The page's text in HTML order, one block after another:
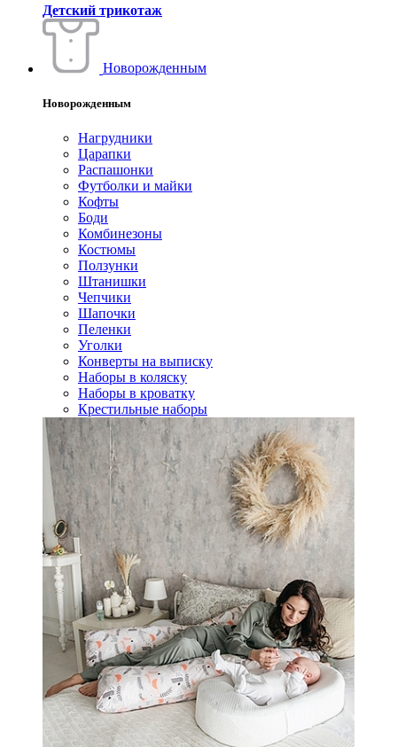
Детский трикотаж
Новорожденным
Новорожденным
Нагрудники
Царапки
Распашонки
Футболки и майки
Кофты
Боди
Комбинезоны
Костюмы
Ползунки
Штанишки
Чепчики
Шапочки
Пеленки
Уголки
Конверты на выписку
Наборы в коляску
Наборы в кроватку
Крестильные наборы